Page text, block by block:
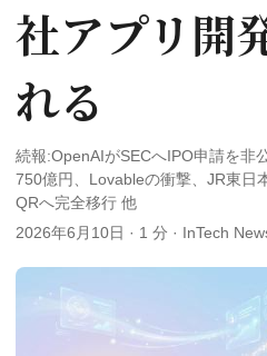
社アプリ開
れる
続報:OpenAIがSECへIPO申請を非
750億円、Lovableの衝撃、JR東日
QRへ完全移行 他
2026年6月10日 · 1 分 · InTech